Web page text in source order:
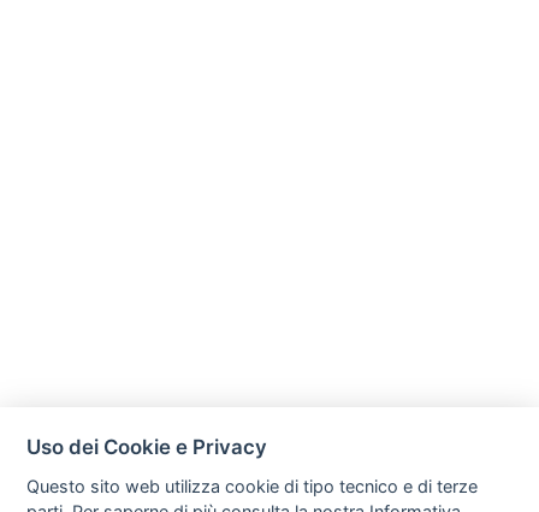
Uso dei Cookie e Privacy
Questo sito web utilizza cookie di tipo tecnico e di terze